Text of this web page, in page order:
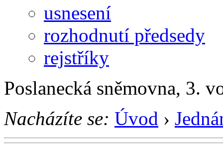
usnesení
rozhodnutí předsedy
rejstříky
Poslanecká sněmovna, 3.
Nacházíte se: Úvod ›